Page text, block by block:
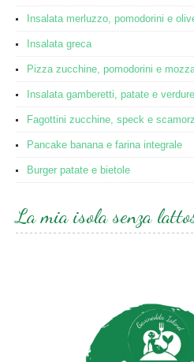
Insalata merluzzo, pomodorini e
Insalata greca
Pizza zucchine, pomodorini e
Insalata gamberetti, patate e verdure
Fagottini zucchine, speck e
Pancake banana e farina integrale
Burger patate e bietole
La mia isola senza